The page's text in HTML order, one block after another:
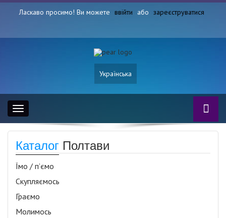
Ласкаво просимо! Ви можете ввійти або зареєструватися
Українська
Toggle
navigation
Каталог Полтави
Їмо / п’ємо
Скупляємось
Граємо
Молимось